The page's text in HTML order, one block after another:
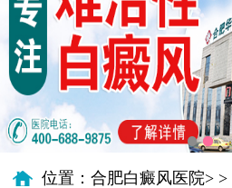
位置：合肥白癜风医院> >